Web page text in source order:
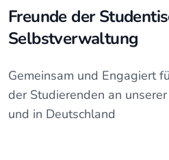
Freunde der
Selbstverwaltung
Gemeinsam und Engagiert
der Studierenden an
und in Deutschland